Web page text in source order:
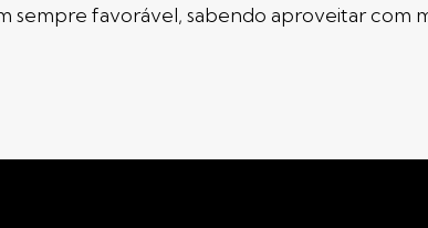
favorável, sabendo aproveitar com